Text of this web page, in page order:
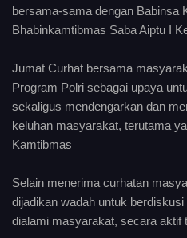
bersama-sama dengan Babinsa
Bhabinkamtibmas Saba Aiptu I
Jumat Curhat bersama
Program Polri sebagai upaya
sekaligus mendengarkan dan
keluhan masyarakat, terutama
Kamtibmas
Selain menerima curhatan
dijadikan wadah untuk
dialami masyarakat, secara aktif